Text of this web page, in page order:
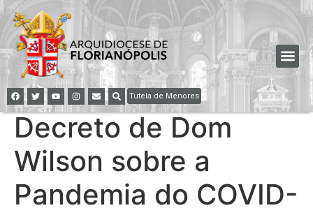
Tutela de Menores
Decreto de Dom
Wilson sobre a
Pandemia do COVID-